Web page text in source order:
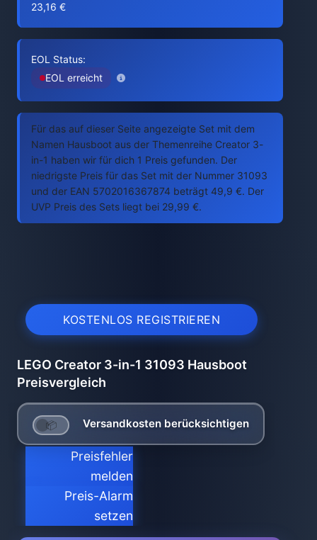
23,16 €
EOL Status:
EOL erreicht
Für das auf dieser Seite angezeigte Set mit dem
Namen Hausboot aus der Themenreihe Creator 3-
in-1 haben wir für dich 1 Preis gefunden. Der
niedrigste Preis für das Set mit der Nummer 31093
und der EAN 5702016367874 beträgt 49,9 €. Der
UVP Preis des Sets liegt bei 29,99 €.
KOSTENLOS REGISTRIEREN
LEGO Creator 3-in-1 31093 Hausboot
Preisvergleich
Versandkosten berücksichtigen
Preisfehler
melden
Preis-Alarm
setzen